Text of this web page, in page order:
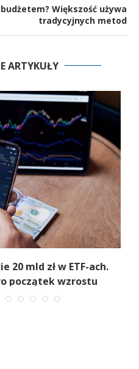
Większość używa
tradycyjnych metod
ARTYKUŁY
20 mld zł w ETF-ach.
początek wzrostu